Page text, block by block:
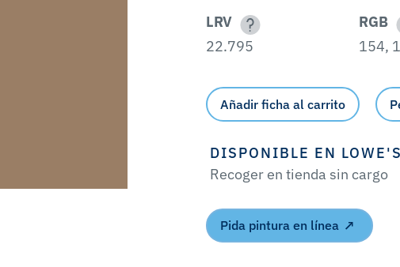
LRV
22.795
RGB
154,
Añadir ficha al carrito
DISPONIBLE EN LOWE'S
Recoger en tienda sin cargo
Pida pintura en línea